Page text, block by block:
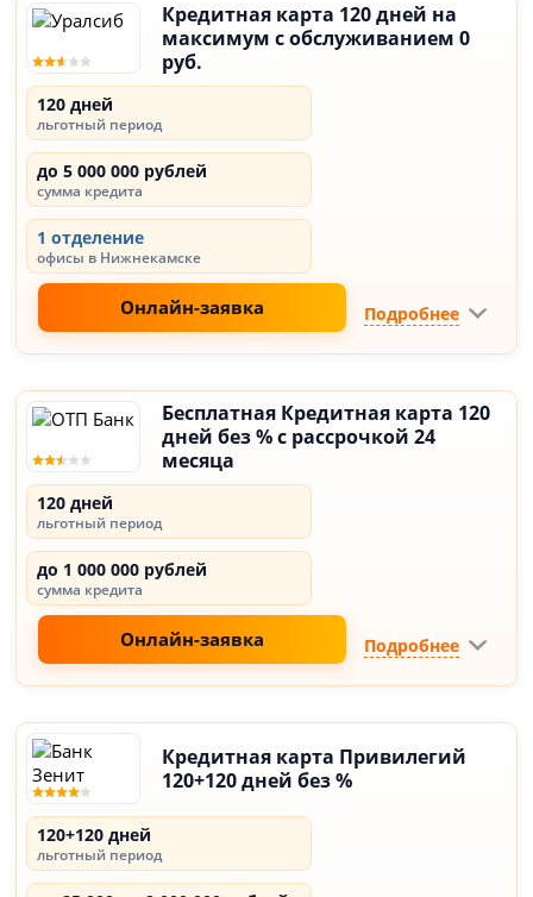
Кредитная карта 120 дней на
максимум с обслуживанием 0
руб.
120 дней
льготный период
до 5 000 000 рублей
сумма кредита
1 отделение
офисы в Нижнекамске
Онлайн-заявка Подробнее
Бесплатная Кредитная карта 120
дней без % с рассрочкой 24
месяца
120 дней
льготный период
до 1 000 000 рублей
сумма кредита
Онлайн-заявка Подробнее
Кредитная карта Привилегий
120+120 дней без %
120+120 дней
льготный период